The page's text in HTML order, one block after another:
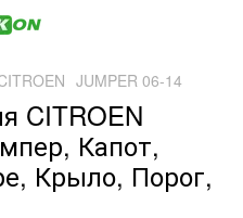
JUMPER 06-14
CITROEN
Капот,
Крыло, Порог,